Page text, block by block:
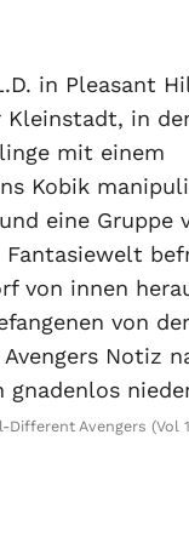
in Pleasant
Kleinstadt, in
mit einem
Kobik
eine
von innen
von
Notiz
Different Avengers (Vol